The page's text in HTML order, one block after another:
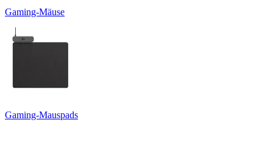
Gaming-Mäuse
Gaming-Mauspads